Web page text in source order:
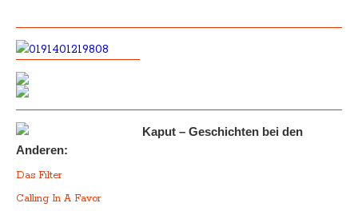
Kaput – Geschichten bei den
Anderen:
Das Filter
Calling In A Favor